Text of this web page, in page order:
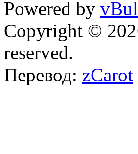
Powered by
Copyright ©
reserved.
Перевод: zCarot